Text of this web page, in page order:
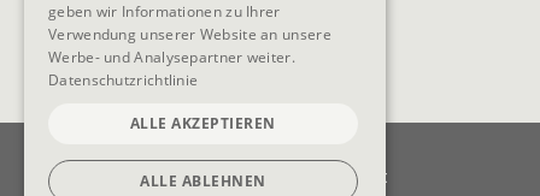
Impressum
Datenschutz
Datenschutzeinstellungen
Barrierefreiheit
geben wir Informationen zu Ihrer
Verwendung unserer Website an unsere
Werbe- und Analysepartner weiter.
Datenschutzrichtlinie
ALLE AKZEPTIEREN
ALLE ABLEHNEN